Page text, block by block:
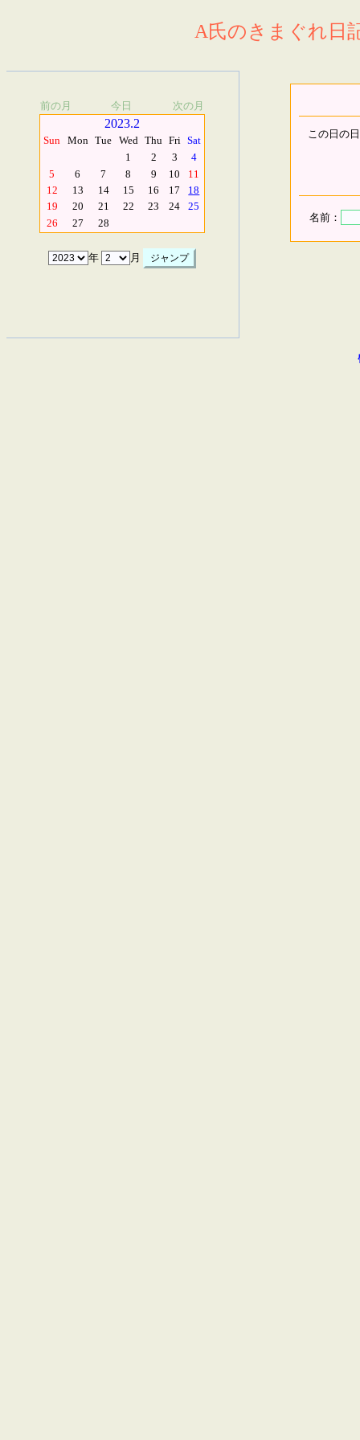
A氏のきまぐれ日
前の月 今日 次の月
2023.2
Sun Mon Tue Wed Thu Fri Sat
1
2 3
4
5
6 7 8 9 10
11
12
13 14 15 16 17
18
19
20 21 22 23 24
25
26
27 28
年 月
この日の
名前：